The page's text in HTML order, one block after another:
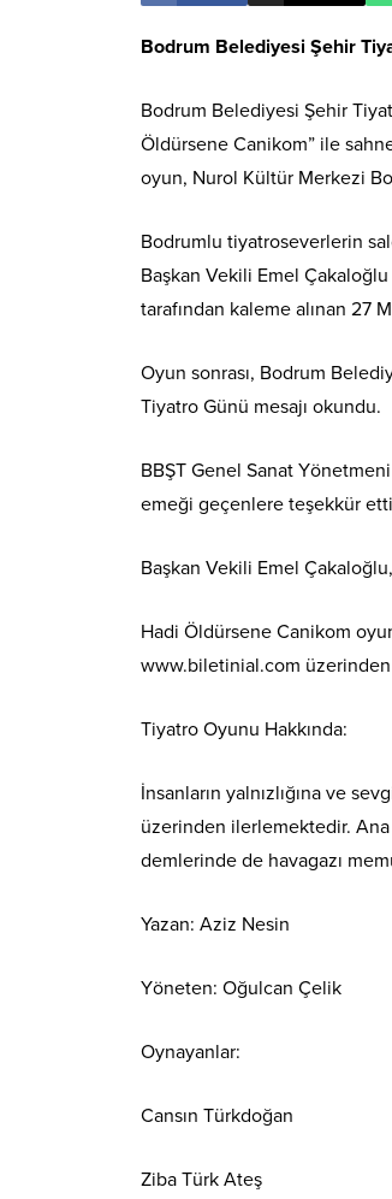
Bodrum Belediyesi Şehir
Bodrum Belediyesi Şehir
Öldürsene Canikom” ile
oyun, Nurol Kültür Merkezi
Bodrumlu tiyatroseverlerin
Başkan Vekili Emel
tarafından kaleme alınan 27
Oyun sonrası, Bodrum
Tiyatro Günü mesajı okundu.
BBŞT Genel Sanat
emeği geçenlere teşekkür
Başkan Vekili Emel
Hadi Öldürsene Canikom
www.biletinial.com
Tiyatro Oyunu Hakkında:
İnsanların yalnızlığına ve
üzerinden ilerlemektedir. Ana
demlerinde de havagazı
Yazan: Aziz Nesin
Yöneten: Oğulcan Çelik
Oynayanlar:
Cansın Türkdoğan
Ziba Türk Ateş